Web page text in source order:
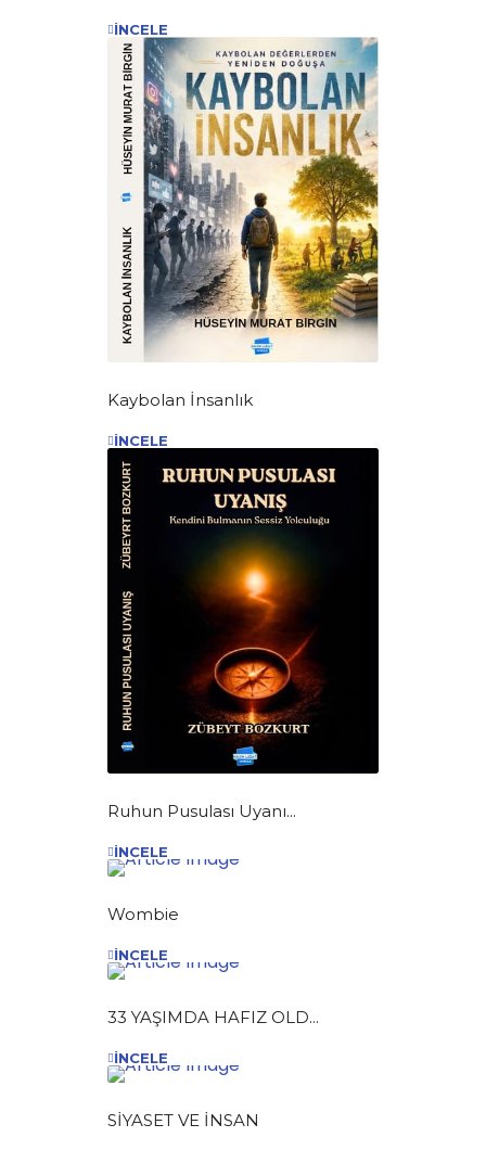
İNCELE
Kaybolan İnsanlık
İNCELE
Ruhun Pusulası Uyanı...
İNCELE
Wombie
İNCELE
33 YAŞIMDA HAFIZ OLD...
İNCELE
SİYASET VE İNSAN